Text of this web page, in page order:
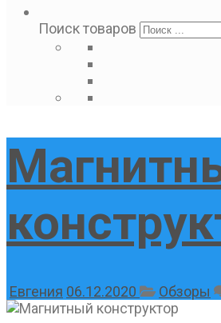
Поиск товаров
Евгения 06.12.2020 Обзоры